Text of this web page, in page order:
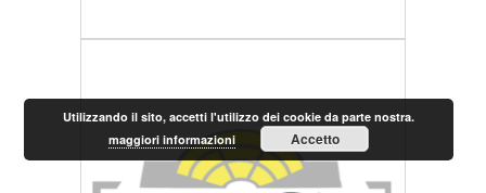
Utilizzando il sito, accetti l'utilizzo dei cookie da parte nostra.
maggiori informazioni
Accetto